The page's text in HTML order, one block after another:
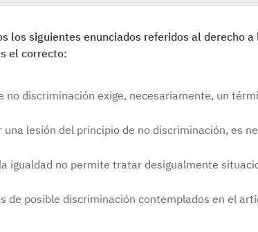
los siguientes enunciados referidos al derecho
el correcto:
no discriminación exige, necesariamente, un
una lesión del principio de no discriminación, es
igualdad no permite tratar desigualmente
de posible discriminación contemplados en el